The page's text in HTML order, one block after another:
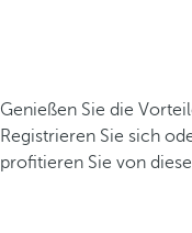
Genießen Sie die
Registrieren Sie sich
profitieren Sie von